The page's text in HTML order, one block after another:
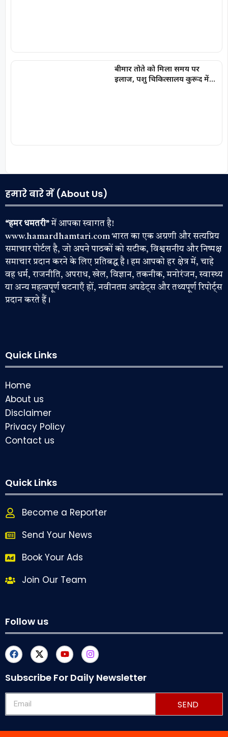
बीमार तोते को मिला समय पर
इलाज, पशु चिकित्सालय कुरूद में
हमारे बारे में (About Us)
“हमर धमतरी”में आपका स्वागत है!
www.hamardhamtari.com भारत का एक अग्रणी और सत्यप्रिय
समाचार पोर्टल है, जो अपने पाठकों को सटीक, विश्वसनीय और निष्पक्ष
समाचार प्रदान करने के लिए प्रतिबद्ध है। हम आपको हर क्षेत्र में, चाहे
वह धर्म, राजनीति, अपराध, खेल, विज्ञान, तकनीक, मनोरंजन, स्वास्थ्य
या अन्य महत्वपूर्ण घटनाएँ हों, नवीनतम अपडेट्स और तथ्यपूर्ण रिपोर्ट्स
प्रदान करते हैं।
Quick Links
Home
About us
Disclaimer
Privacy Policy
Contact us
Quick Links
Become a Reporter
Send Your News
Book Your Ads
Join Our Team
Follow us
Subscribe For Daily Newsletter
SEND